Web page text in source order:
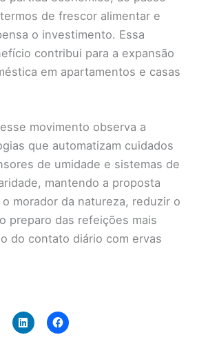
de frescor alimentar e
o investimento. Essa
contribui para a expansão
em apartamentos e casas
movimento observa a
que automatizam cuidados
de umidade e sistemas de
mantendo a proposta
morador da natureza, reduzir o
preparo das refeições mais
do contato diário com ervas